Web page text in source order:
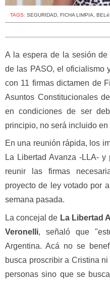
TAGS: SEGURIDAD, FICHA LIMPIA,
A la espera de la sesión
de las PASO, el oficialismo
con 11 firmas dictamen de
Asuntos Constitucionales
en condiciones de ser
principio, no será incluido
En una reunión rápida, los
La Libertad Avanza -LLA-
reunir las firmas
proyecto de ley votado por
semana pasada.
La concejal de La Libertad
Veronelli, señaló que
Argentina. Acá no se
busca proscribir a Cristina
personas sino que se